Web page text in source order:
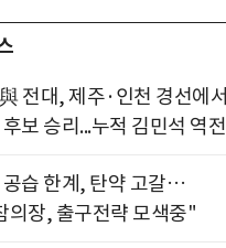
전대, 제주·인천 경선에서
보 승리...누적 김민석 역전
공습 한계, 탄약 고갈…
의장, 출구전략 모색중"